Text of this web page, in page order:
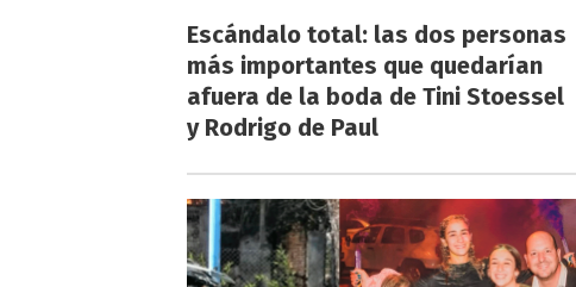
Escándalo total: las dos personas
más importantes que quedarían
afuera de la boda de Tini Stoessel
y Rodrigo de Paul